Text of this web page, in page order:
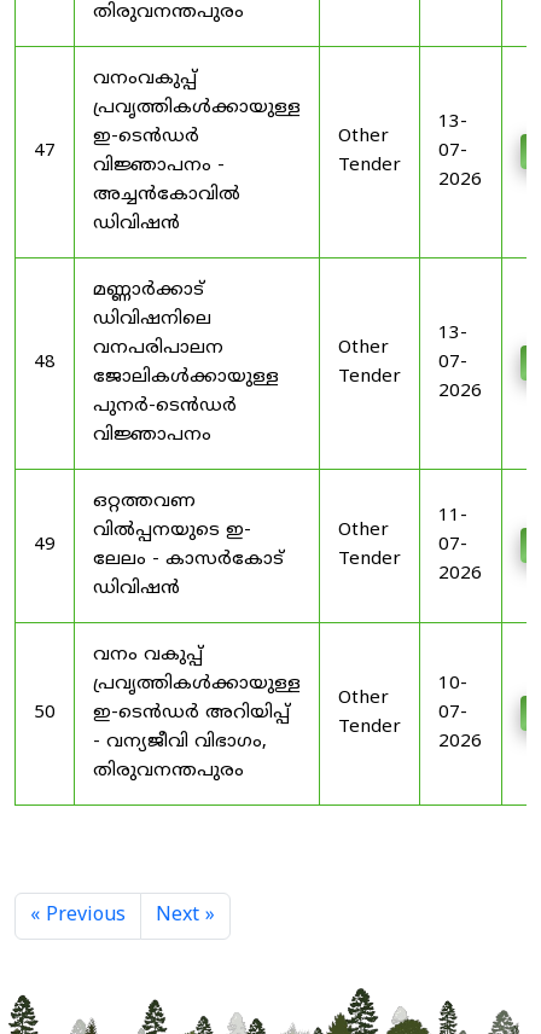
തിരുവനന്തപുരം
47
വനംവകുപ്പ്
പ്രവൃത്തികൾക്കായുള്ള
ഇ-ടെൻഡർ
വിജ്ഞാപനം -
അച്ചൻകോവിൽ
ഡിവിഷൻ
Other
Tender
13-
07-
2026
48
മണ്ണാർക്കാട്
ഡിവിഷനിലെ
വനപരിപാലന
ജോലികൾക്കായുള്ള
പുനർ-ടെൻഡർ
വിജ്ഞാപനം
Other
Tender
13-
07-
2026
49
ഒറ്റത്തവണ
വിൽപ്പനയുടെ ഇ-
ലേലം - കാസർകോട്
ഡിവിഷൻ
Other
Tender
11-
07-
2026
50
വനം വകുപ്പ്
പ്രവൃത്തികൾക്കായുള്ള
ഇ-ടെൻഡർ അറിയിപ്പ്
- വന്യജീവി വിഭാഗം,
തിരുവനന്തപുരം
Other
Tender
10-
07-
2026
« Previous Next »